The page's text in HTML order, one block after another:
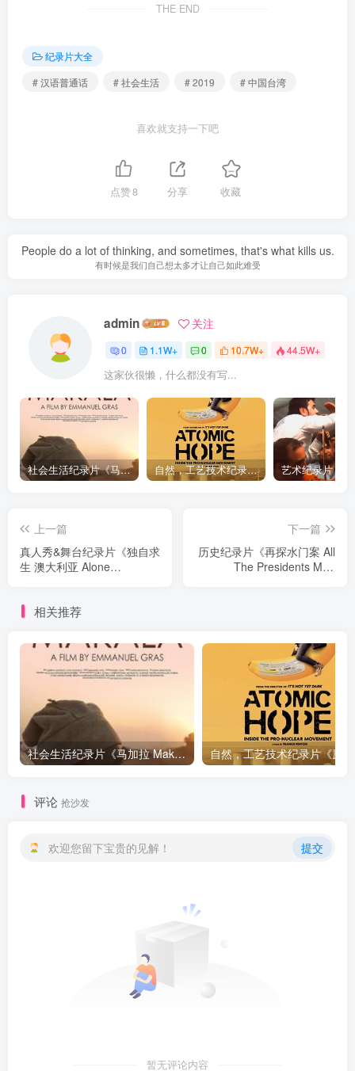
THE END
纪录片大全
# 汉语普通话
# 社会生活 # 2019 # 中国台湾
喜欢就支持一下吧
点赞8 分享 收藏
People do a lot of thinking, and sometimes, that's what kills us.
有时候是我们自己想太多才让自己如此难受
admin 关注
0 1.1W+ 0 10.7W+ 44.5W+
这家伙很懒，什么都没有写...
社会生活纪录片《马加拉 Makala》下载 自然，工艺技术纪录片《原子能的希望 Atomic Hope – Inside the Pro-Nuclear Movement》下载
上一篇
真人秀&舞台纪录片《独自求
生 澳大利亚 Alone
下一篇
历史纪录片《再探水门案 All
The Presidents Men
相关推荐
社会生活纪录片《马加拉 Makala》下载
评论 抢沙发
欢迎您留下宝贵的见解！ 提交
暂无评论内容